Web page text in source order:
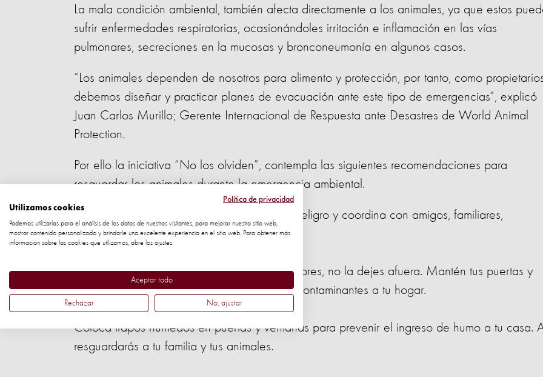
La mala condición ambiental, también afecta directamente a los animales, ya que estos
sufrir enfermedades respiratorias, ocasionándoles irritación e inflamación en las vías
pulmonares, secreciones en la mucosas y bronconeumonía en algunos casos.
“Los animales dependen de nosotros para alimento y protección, por tanto, como
debemos diseñar y practicar planes de evacuación ante este tipo de emergencias”, explicó
Juan Carlos Murillo; Gerente Internacional de Respuesta ante Desastres de World Animal
Protection.
Por ello la iniciativa “No los olviden”, contempla las siguientes recomendaciones para
resguardar los animales durante la emergencia ambiental.
Mantén tus animales fuera de las áreas de peligro y coordina con amigos, familiares,
autoridades su evacuación a zonas seguras.
Permite que tu mascota permanezca en interiores, no la dejes afuera. Mantén tus puertas y
ventanas cerradas para evitar que ingresen contaminantes a tu hogar.
Coloca trapos húmedos en puertas y ventanas para prevenir el ingreso de humo a tu casa.
resguardarás a tu familia y tus animales.
Política de privacidad
Utilizamos cookies
Podemos utilizarlas para el análisis de los datos de nuestros visitantes, para mejorar nuestro sitio web,
mostrar contenido personalizado y brindarle una excelente experiencia en el sitio web. Para obtener más
información sobre las cookies que utilizamos, abre los ajustes.
Aceptar todo
Rechazar No, ajustar